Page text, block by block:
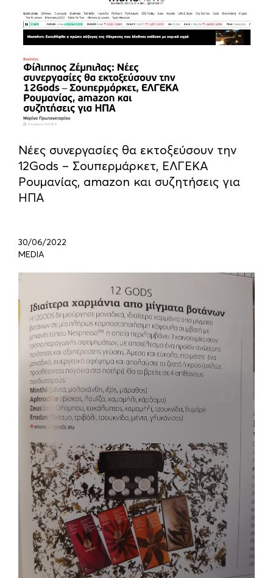
Νέες συνεργασίες θα εκτοξεύσουν την
12Gods – Σουπερμάρκετ, ΕΛΓΕΚΑ
Ρουμανίας, amazon και συζητήσεις για
ΗΠΑ
30/06/2022
MEDIA